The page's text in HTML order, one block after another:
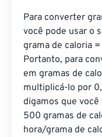
Para converter
você pode usar o
grama de caloria
Portanto, para
em gramas de
multiplicá-lo por
digamos que
500 gramas de
hora/grama de